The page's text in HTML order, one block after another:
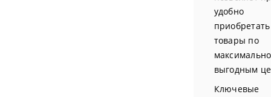
удобно
приобретать
товары по
максимально
выгодным
Ключевые